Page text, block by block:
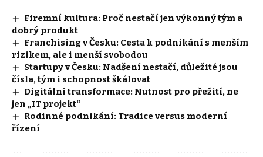
Firemní kultura: Proč nestačí jen výkonný tým a
dobrý produkt
Franchising v Česku: Cesta k podnikání s menším
rizikem, ale i menší svobodou
Startupy v Česku: Nadšení nestačí, důležité jsou
čísla, tým i schopnost škálovat
Digitální transformace: Nutnost pro přežití, ne
jen „IT projekt“
Rodinné podnikání: Tradice versus moderní
řízení